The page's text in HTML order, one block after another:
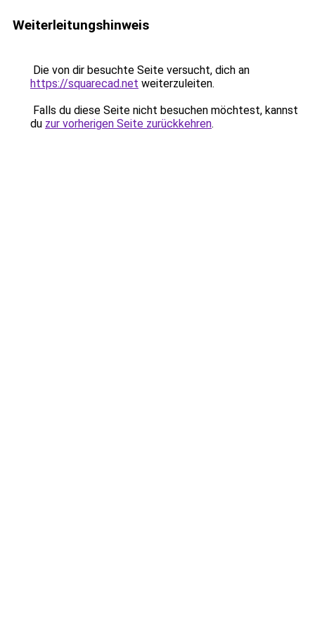
Weiterleitungshinweis
Die von dir besuchte Seite versucht, dich an
https://squarecad.net weiterzuleiten.
Falls du diese Seite nicht besuchen möchtest, kannst
du zur vorherigen Seite zurückkehren.